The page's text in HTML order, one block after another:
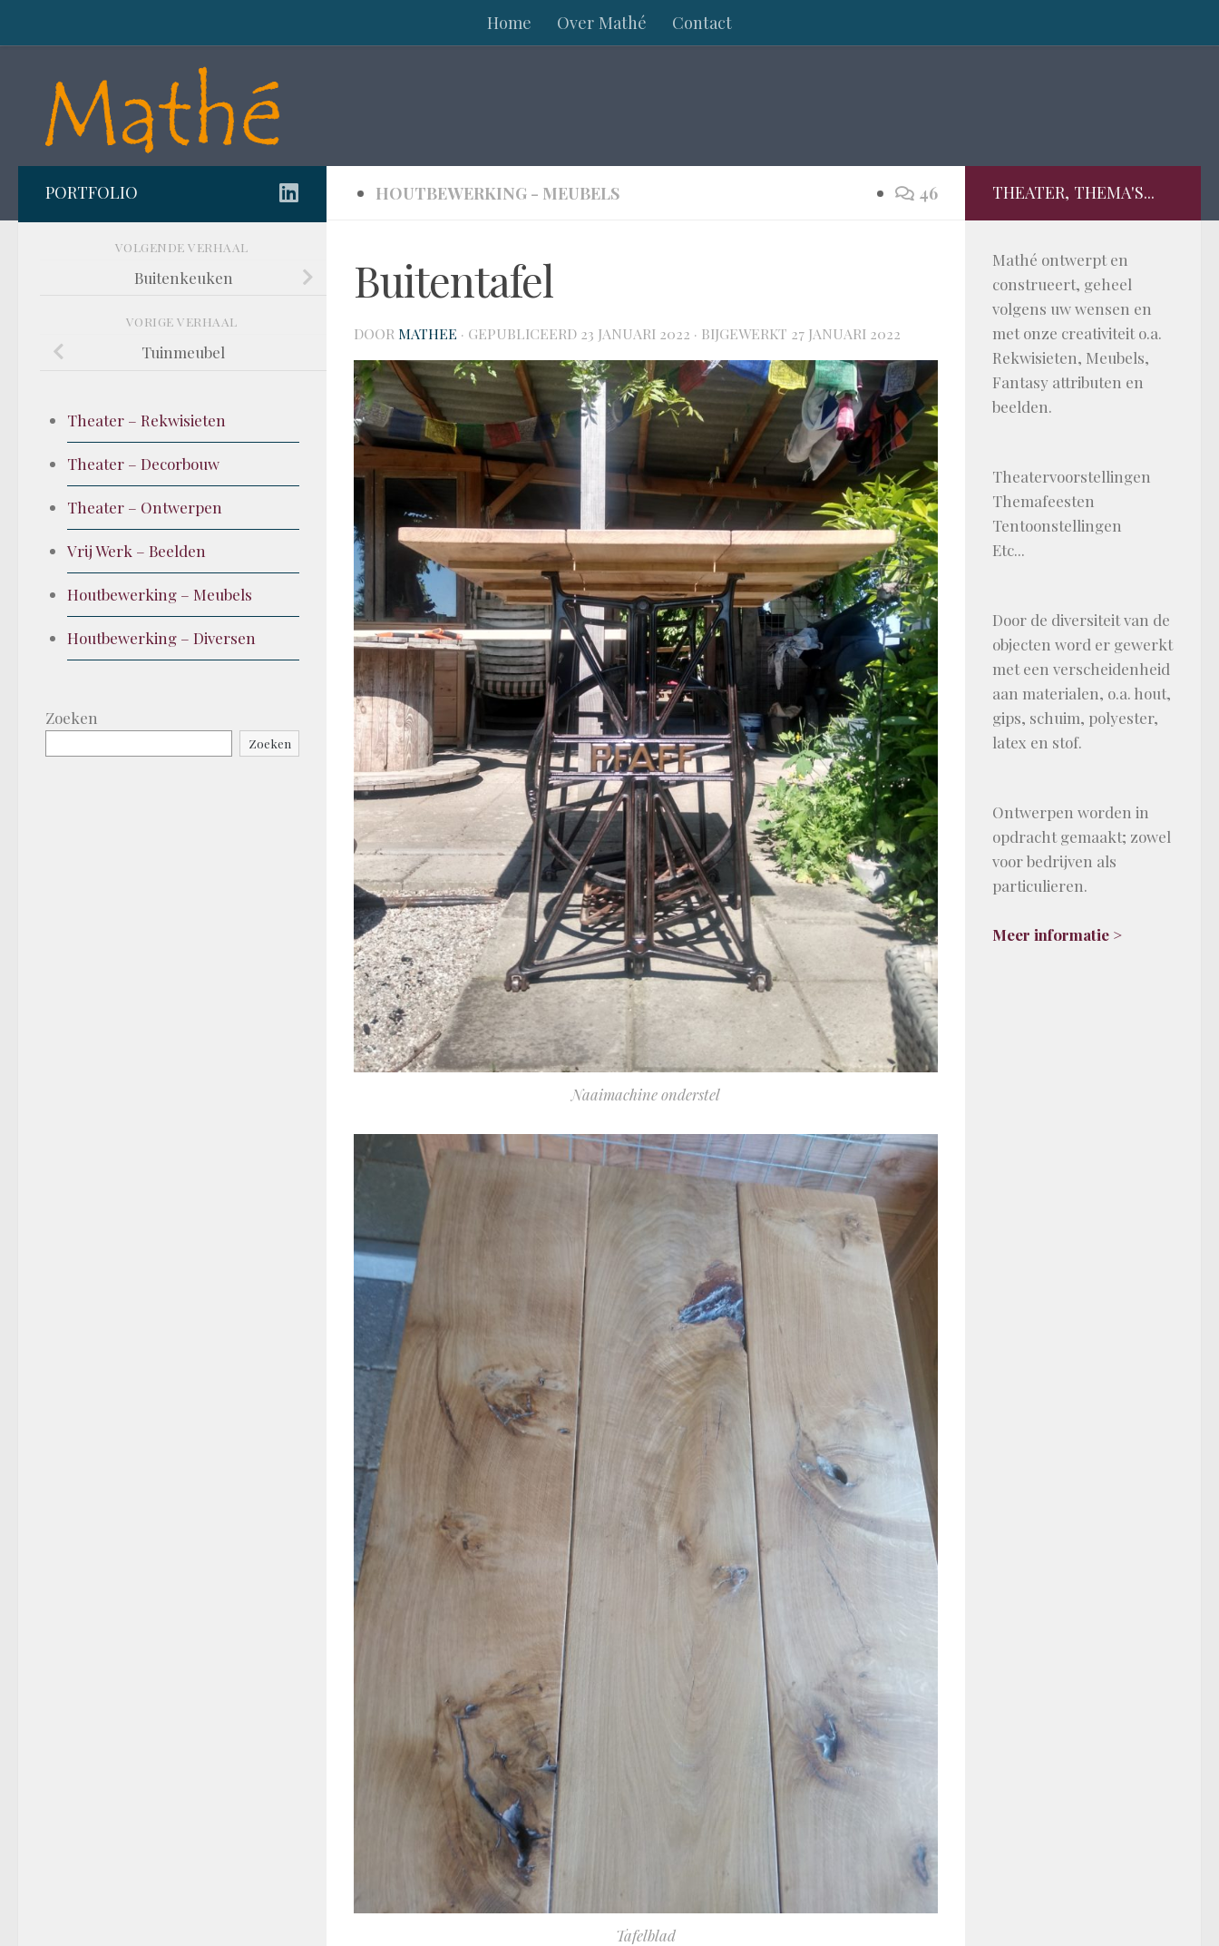
Home Over Mathé Contact
HOUTBEWERKING - MEUBELS 46
Buitentafel
DOOR MATHEE · GEPUBLICEERD 23 JANUARI 2022 · BIJGEWERKT 27 JANUARI 2022
Naaimachine onderstel
Tafelblad
PORTFOLIO
VOLGENDE VERHAAL
Buitenkeuken
VORIGE VERHAAL
Tuinmeubel
Theater – Rekwisieten
Theater – Decorbouw
Theater – Ontwerpen
Vrij Werk – Beelden
Houtbewerking – Meubels
Houtbewerking – Diversen
Zoeken
Zoeken
THEATER, THEMA'S...
Mathé ontwerpt en
construeert, geheel
volgens uw wensen en
met onze creativiteit o.a.
Rekwisieten, Meubels,
Fantasy attributen en
beelden.
Theatervoorstellingen
Themafeesten
Tentoonstellingen
Etc...
Door de diversiteit van de
objecten word er gewerkt
met een verscheidenheid
aan materialen, o.a. hout,
gips, schuim, polyester,
latex en stof.
Ontwerpen worden in
opdracht gemaakt; zowel
voor bedrijven als
particulieren.
Meer informatie >